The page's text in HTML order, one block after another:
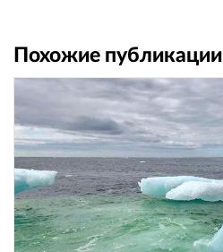
Похожие публикации